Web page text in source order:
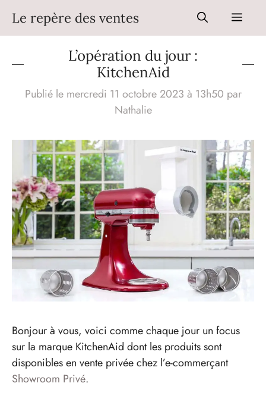
contenu
Le repère des ventes Menu
L’opération du jour :
KitchenAid
Publié le mercredi 11 octobre 2023 à 13h50 par
Nathalie
Bonjour à vous, voici comme chaque jour un focus
sur la marque KitchenAid dont les produits sont
disponibles en vente privée chez l’e-commerçant
Showroom Privé.